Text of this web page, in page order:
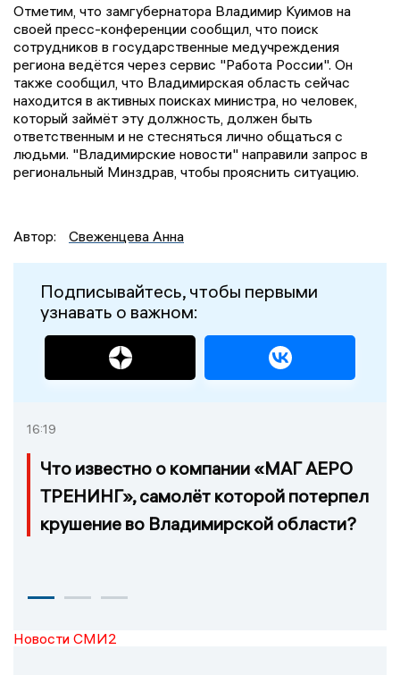
Отметим, что замгубернатора Владимир Куимов на
своей пресс-конференции сообщил, что поиск
сотрудников в государственные медучреждения
региона ведётся через сервис "Работа России". Он
также сообщил, что Владимирская область сейчас
находится в активных поисках министра, но человек,
который займёт эту должность, должен быть
ответственным и не стесняться лично общаться с
людьми. "Владимирские новости" направили запрос в
региональный Минздрав, чтобы прояснить ситуацию.
Автор: Свеженцева Анна
Подписывайтесь, чтобы первыми
узнавать о важном:
16:19
Что известно о компании «МАГ АЕРО
ТРЕНИНГ», самолёт которой потерпел
крушение во Владимирской области?
Новости СМИ2